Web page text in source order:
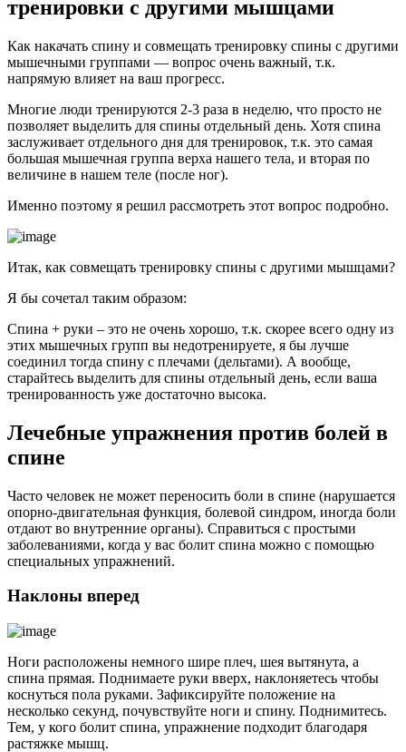
тренировки с другими мышцами
Как накачать спину и совмещать тренировку спины с другими
мышечными группами — вопрос очень важный, т.к.
напрямую влияет на ваш прогресс.
Многие люди тренируются 2-3 раза в неделю, что просто не
позволяет выделить для спины отдельный день. Хотя спина
заслуживает отдельного дня для тренировок, т.к. это самая
большая мышечная группа верха нашего тела, и вторая по
величине в нашем теле (после ног).
Именно поэтому я решил рассмотреть этот вопрос подробно.
Итак, как совмещать тренировку спины с другими мышцами?
Я бы сочетал таким образом:
Спина + руки – это не очень хорошо, т.к. скорее всего одну из
этих мышечных групп вы недотренируете, я бы лучше
соединил тогда спину с плечами (дельтами). А вообще,
старайтесь выделить для спины отдельный день, если ваша
тренированность уже достаточно высока.
Лечебные упражнения против болей в
спине
Часто человек не может переносить боли в спине (нарушается
опорно-двигательная функция, болевой синдром, иногда боли
отдают во внутренние органы). Справиться с простыми
заболеваниями, когда у вас болит спина можно с помощью
специальных упражнений.
Наклоны вперед
Ноги расположены немного шире плеч, шея вытянута, а
спина прямая. Поднимаете руки вверх, наклоняетесь чтобы
коснуться пола руками. Зафиксируйте положение на
несколько секунд, почувствуйте ноги и спину. Поднимитесь.
Тем, у кого болит спина, упражнение подходит благодаря
растяжке мышц.